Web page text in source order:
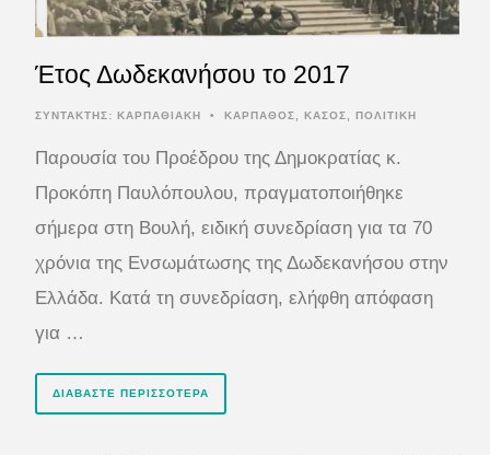
Έτος Δωδεκανήσου το 2017
ΣΥΝΤΆΚΤΗΣ: ΚΑΡΠΑΘΙΑΚΗ • ΚΑΡΠΑΘΟΣ ΚΑΣΟΣ ΠΟΛΙΤΙΚΗ
Παρουσία του Προέδρου της Δημοκρατίας κ.
Προκόπη Παυλόπουλου, πραγματοποιήθηκε
σήμερα στη Βουλή, ειδική συνεδρίαση για τα 70
χρόνια της Ενσωμάτωσης της Δωδεκανήσου στην
Ελλάδα. Κατά τη συνεδρίαση, ελήφθη απόφαση
για …
ΔΙΑΒΆΣΤΕ ΠΕΡΙΣΣΌΤΕΡΑ